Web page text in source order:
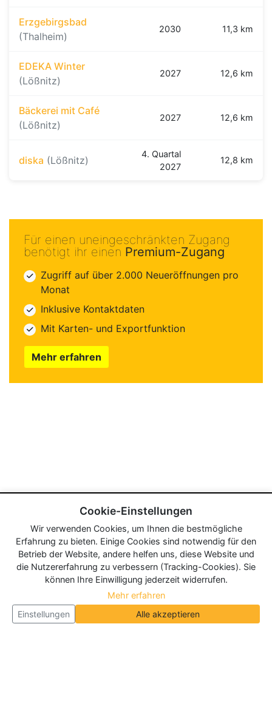
Erzgebirgsbad
(Thalheim)
2030 11,3 km
EDEKA Winter
(Lößnitz)
2027 12,6 km
Bäckerei mit Café
(Lößnitz)
2027 12,6 km
diska (Lößnitz)
4. Quartal
2027
12,8 km
Für einen uneingeschränkten Zugang
benötigt ihr einen Premium-Zugang
Zugriff auf über 2.000 Neueröffnungen pro
Monat
Inklusive Kontaktdaten
Mit Karten- und Exportfunktion
Mehr erfahren
Cookie-Einstellungen
Wir verwenden Cookies, um Ihnen die bestmögliche
Erfahrung zu bieten. Einige Cookies sind notwendig für den
Betrieb der Website, andere helfen uns, diese Website und
die Nutzererfahrung zu verbessern (Tracking-Cookies). Sie
können Ihre Einwilligung jederzeit widerrufen.
Mehr erfahren
Einstellungen
Alle akzeptieren